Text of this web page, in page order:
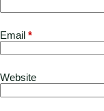
Email *
Website